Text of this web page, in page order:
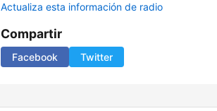
Actualiza esta información de radio
Compartir
Facebook Twitter